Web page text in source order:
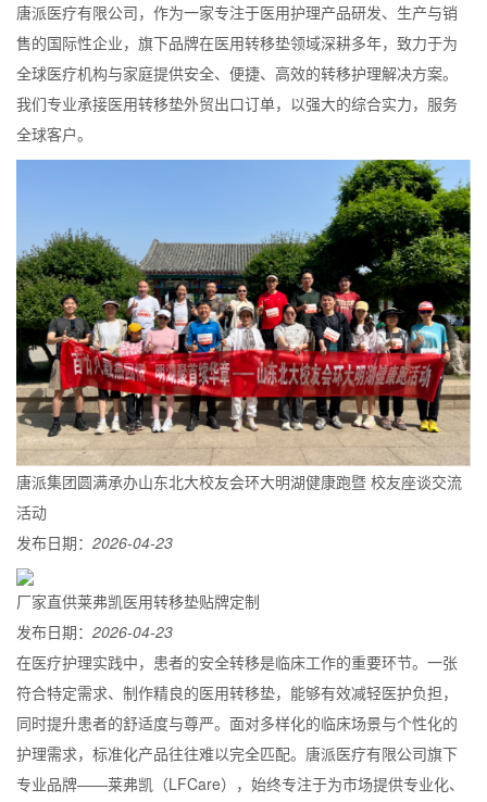
唐派医疗有限公司，作为一家专注于医用护理产品研发、生产与销
售的国际性企业，旗下品牌在医用转移垫领域深耕多年，致力于为
全球医疗机构与家庭提供安全、便捷、高效的转移护理解决方案。
我们专业承接医用转移垫外贸出口订单，以强大的综合实力，服务
全球客户。
唐派集团圆满承办山东北大校友会环大明湖健康跑暨 校友座谈交流
活动
发布日期： 2026-04-23
厂家直供莱弗凯医用转移垫贴牌定制
发布日期： 2026-04-23
在医疗护理实践中，患者的安全转移是临床工作的重要环节。一张
符合特定需求、制作精良的医用转移垫，能够有效减轻医护负担，
同时提升患者的舒适度与尊严。面对多样化的临床场景与个性化的
护理需求，标准化产品往往难以完全匹配。唐派医疗有限公司旗下
专业品牌——莱弗凯（LFCare），始终专注于为市场提供专业化、